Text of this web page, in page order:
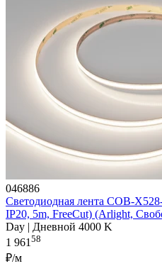
046886
Светодиодная лента COB-
IP20, 5m, FreeCut) (Arlight,
Day | Дневной 4000 K
1 96158
₽/м